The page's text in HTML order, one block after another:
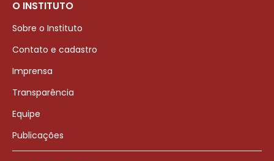
O INSTITUTO
Sobre o Instituto
Contato e cadastro
Imprensa
Transparência
Equipe
Publicações